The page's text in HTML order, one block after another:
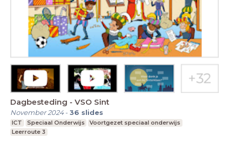
Dagbesteding - VSO Sint
November 2024-36 slides
ICT Speciaal Onderwijs
Voortgezet speciaal onderwijs
Leerroute 3